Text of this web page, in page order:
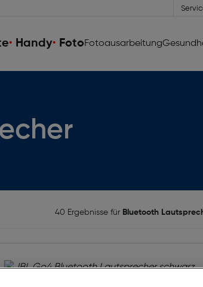
Handy FotoFotoausarbeitung
40 Ergebnisse für Bluetooth